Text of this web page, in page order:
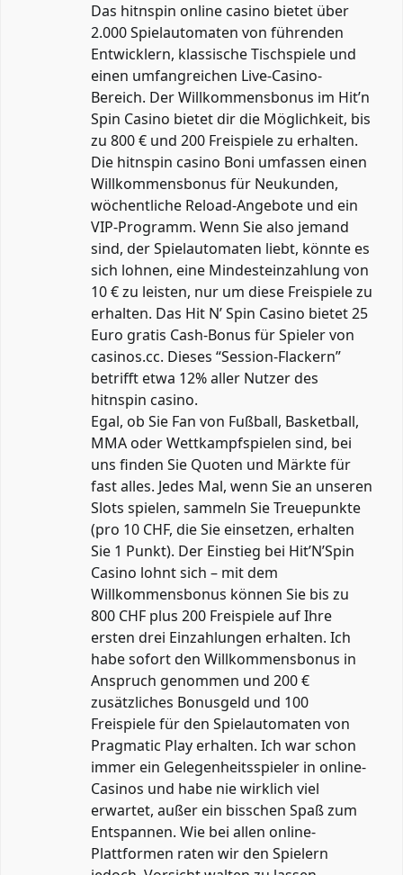
Das hitnspin online casino bietet über
2.000 Spielautomaten von führenden
Entwicklern, klassische Tischspiele und
einen umfangreichen Live-Casino-
Bereich. Der Willkommensbonus im Hit’n
Spin Casino bietet dir die Möglichkeit, bis
zu 800 € und 200 Freispiele zu erhalten.
Die hitnspin casino Boni umfassen einen
Willkommensbonus für Neukunden,
wöchentliche Reload-Angebote und ein
VIP-Programm. Wenn Sie also jemand
sind, der Spielautomaten liebt, könnte es
sich lohnen, eine Mindesteinzahlung von
10 € zu leisten, nur um diese Freispiele zu
erhalten. Das Hit N’ Spin Casino bietet 25
Euro gratis Cash-Bonus für Spieler von
casinos.cc. Dieses “Session-Flackern”
betrifft etwa 12% aller Nutzer des
hitnspin casino.
Egal, ob Sie Fan von Fußball, Basketball,
MMA oder Wettkampfspielen sind, bei
uns finden Sie Quoten und Märkte für
fast alles. Jedes Mal, wenn Sie an unseren
Slots spielen, sammeln Sie Treuepunkte
(pro 10 CHF, die Sie einsetzen, erhalten
Sie 1 Punkt). Der Einstieg bei Hit’N’Spin
Casino lohnt sich – mit dem
Willkommensbonus können Sie bis zu
800 CHF plus 200 Freispiele auf Ihre
ersten drei Einzahlungen erhalten. Ich
habe sofort den Willkommensbonus in
Anspruch genommen und 200 €
zusätzliches Bonusgeld und 100
Freispiele für den Spielautomaten von
Pragmatic Play erhalten. Ich war schon
immer ein Gelegenheitsspieler in online-
Casinos und habe nie wirklich viel
erwartet, außer ein bisschen Spaß zum
Entspannen. Wie bei allen online-
Plattformen raten wir den Spielern